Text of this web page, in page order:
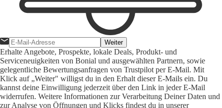
Weiter
Erhalte Angebote, Prospekte, lokale Deals, Produkt- und
Serviceneuigkeiten von Bonial und ausgewählten Partnern, sowie
gelegentliche Bewertungsanfragen von Trustpilot per E-Mail. Mit
Klick auf „Weiter" willigst du in den Erhalt dieser E-Mails ein. Du
kannst deine Einwilligung jederzeit über den Link in jeder E-Mail
widerrufen. Weitere Informationen zur Verarbeitung Deiner Daten und
zur Analyse von Öffnungen und Klicks findest du in unserer